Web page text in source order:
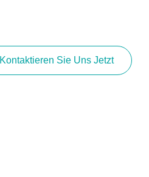
Kontaktieren Sie Uns Jetzt